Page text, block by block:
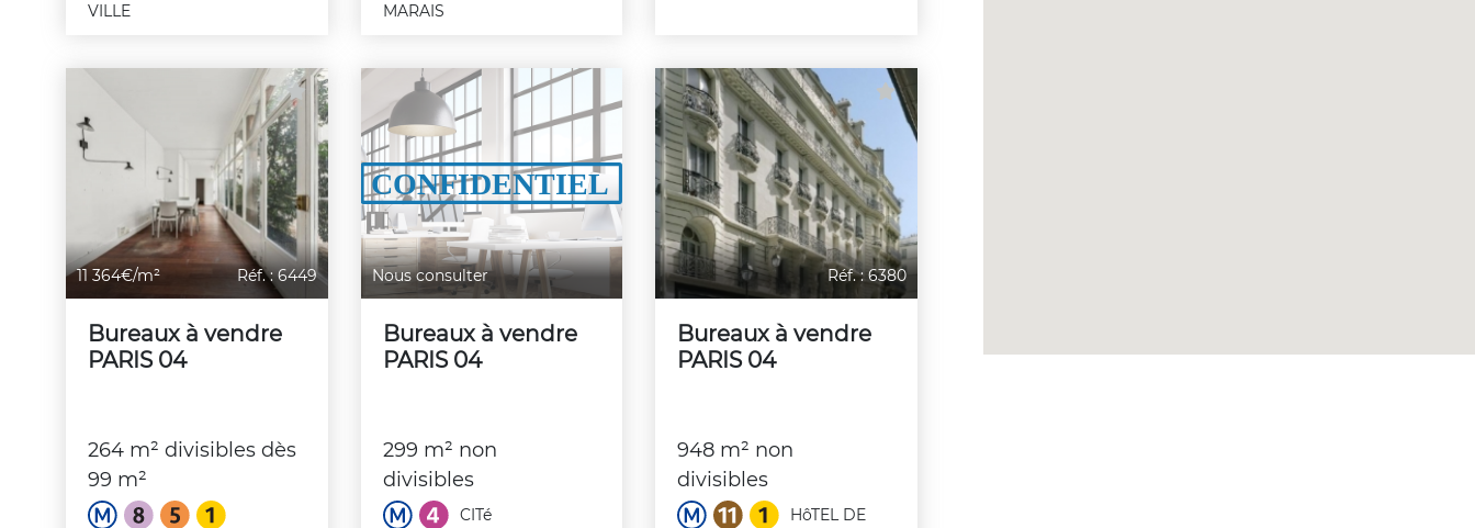
VILLE
MARAIS
11 364€/m² Réf. : 6449
Bureaux à vendre
PARIS 04
264 m² divisibles dès
99 m²
Nous consulter
Bureaux à vendre
PARIS 04
299 m² non
divisibles
CITé
Réf. : 6380
Bureaux à vendre
PARIS 04
948 m² non
divisibles
HôTEL DE